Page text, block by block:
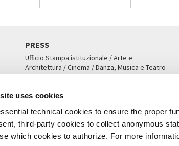
uses cookies
technical cookies to ensure the proper
third-party cookies to collect anonymous
which cookies to authorize. For more
PRESS
Ufficio Stampa istituzionale / Arte e
Architettura / Cinema / Danza, Musica e Teatro
Ca’ Giustinian, San Marco 1364/A, Venezia
UFFICI STAMPA